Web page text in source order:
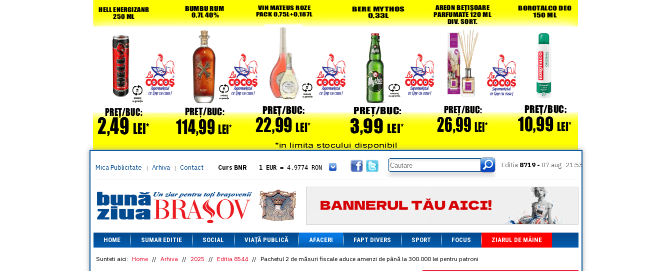
Mica Publicitate | Arhiva | Contact Curs BNR 1 EUR = 4.9774 RON
= 5.8304 RON
1 XAU= 464.4611 RON
1 AED= 1.1933 RON
1 AUD= 2.7957 RON
1 BGN= 2.5449 RON
1 CAD= 3.1559 RON
1 CHF= 5.2813 RON
1 CNY= 0.6015 RON
Editia 8719 - 07 aug 21:53
HOME SUMAR EDITIE SOCIAL VIAȚĂ PUBLICĂ AFACERI FAPT DIVERS SPORT FOCUS ZIARUL DE MÂINE
Sunteti aici: Home // Arhiva // 2025 // Editia 8544 // Pachetul 2 de măsuri fiscale aduce amenzi de până la 300.000 lei pentru patroni